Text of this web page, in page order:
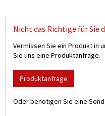
Halt des Fasses im Regal gegen
Fässer verfügen über
Die Fassregale sind gemäßStawaR
entzündbare Flüssigkeiten der
Nicht das Richtige für Sie
Vermissen Sie ein Produkt in
Sie uns eine Produktanfrage.
Produktanfrage
Oder benötigen Sie eine